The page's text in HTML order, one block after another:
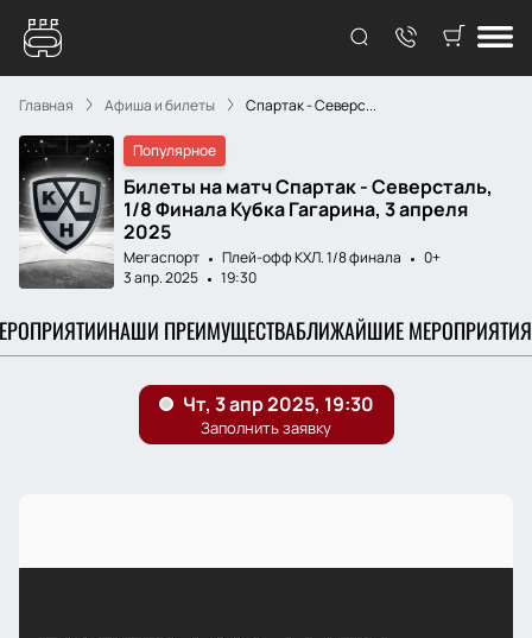
Главная Афиша и билеты Спартак - Северс...
Популярное
Билеты на матч Спартак - Северсталь,
1/8 Финала Кубка Гагарина, 3 апреля
2025
Мегаспорт Плей-офф КХЛ. 1/8 финала
0+
3 апр. 2025
19:30
НАШИ ПРЕИМУЩЕСТВАБЛИЖАЙШИЕ МЕРОПРИЯТИЯ